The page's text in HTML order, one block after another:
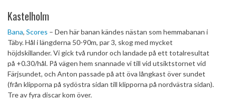
Kastelholm
Bana, Scores – Den här banan kändes nästan som hemmabanan i
Täby. Hål i längderna 50-90m, par 3, skog med mycket
höjdskillander. Vi gick två rundor och landade på ett totalresultat
på +0.30/hål. På vägen hem snannade vi till vid utsiktstornet vid
Färjsundet, och Anton passade på att öva långkast över sundet
(från klipporna på sydöstra sidan till klipporna på nordvästra sidan).
Tre av fyra discar kom över.